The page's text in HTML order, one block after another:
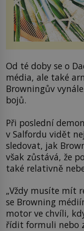
Od té doby se o
média, ale také
Browningův
bojů.
Při poslední
v Salfordu vidět
sledovat, jak
však zůstává, že
také relativně
„Vždy musíte mít
se Browning
motor ve chvíli,
řídit formuli nebo